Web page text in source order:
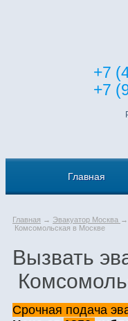
+7
+7
Главная
Главная → Эвакуатор Москва →
Комсомольская в Москве
Вызвать
Срочная подача